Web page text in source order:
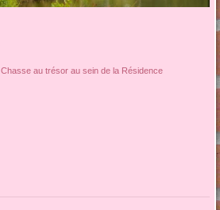
Chasse au trésor au sein de la Résidence